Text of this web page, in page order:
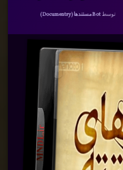
توسطBotدسته بندی ها:
مستندها (Documentry)